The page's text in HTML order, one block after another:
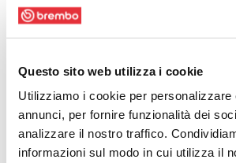
Questo sito web utilizza i cookie
Utilizziamo i cookie per personalizzare
annunci, per fornire funzionalità dei
analizzare il nostro traffico.
informazioni sul modo in cui utilizza il